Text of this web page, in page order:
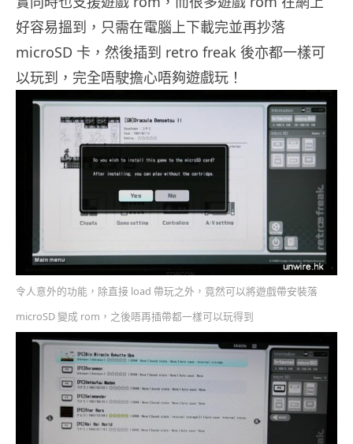
好容易搵到，只需在電腦上下載完並再抄落
microSD 卡，然後插到 retro freak 後亦都一樣可
以玩到，完全唔駛擔心唔夠遊戲玩！
令人意外的功能，除直接 load 帶玩之外，竟然可以將遊戲帶安裝落
microSD 變成 rom，之後唔再插帶都一樣可以玩得到